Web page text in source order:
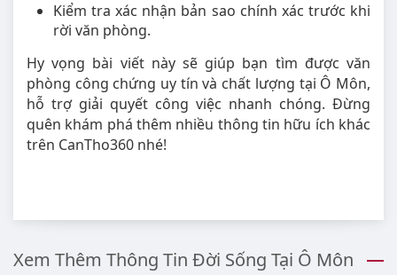
Kiểm tra xác nhận bản sao chính xác trước khi
rời văn phòng.
Hy vọng bài viết này sẽ giúp bạn tìm được văn
phòng công chứng uy tín và chất lượng tại Ô Môn,
hỗ trợ giải quyết công việc nhanh chóng. Đừng
quên khám phá thêm nhiều thông tin hữu ích khác
trên CanTho360 nhé!
Xem Thêm Thông Tin Đời Sống Tại Ô Môn